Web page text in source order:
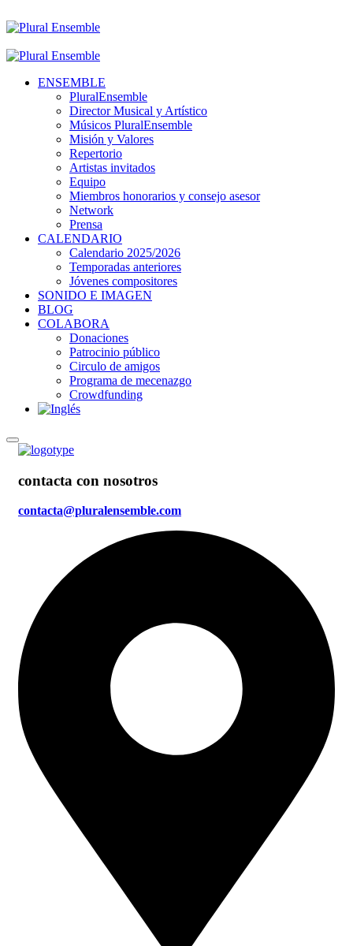
ENSEMBLE
PluralEnsemble
Director Musical y Artístico
Músicos PluralEnsemble
Misión y Valores
Repertorio
Artistas invitados
Equipo
Miembros honorarios y consejo asesor
Network
Prensa
CALENDARIO
Calendario 2025/2026
Temporadas anteriores
Jóvenes compositores
SONIDO E IMAGEN
BLOG
COLABORA
Donaciones
Patrocinio público
Circulo de amigos
Programa de mecenazgo
Crowdfunding
contacta con nosotros
contacta@pluralensemble.com